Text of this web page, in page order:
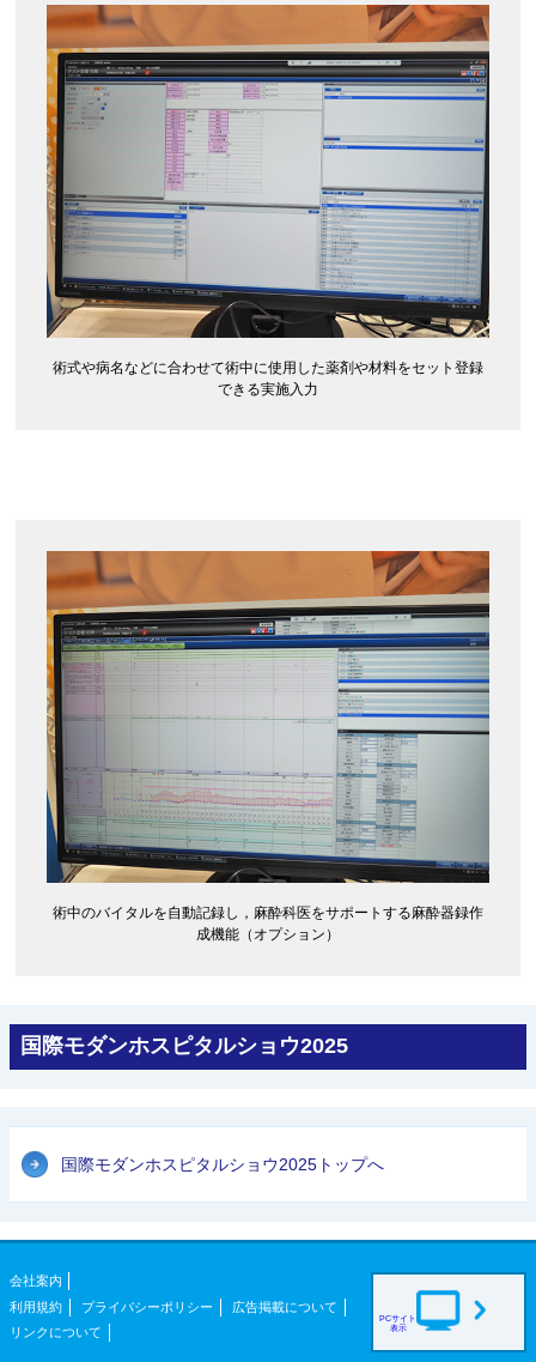
術式や病名などに合わせて術中に使用した薬剤や材料をセット登録
できる実施入力
術中のバイタルを自動記録し，麻酔科医をサポートする麻酔器録作
成機能（オプション）
国際モダンホスピタルショウ2025
国際モダンホスピタルショウ2025トップへ
会社案内
利用規約
プライバシーポリシー
広告掲載について
リンクについて
PCサイト
表示